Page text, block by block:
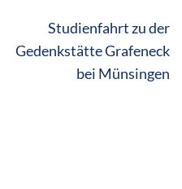
Studienfahrt zu der
Gedenkstätte Grafeneck
bei Münsingen